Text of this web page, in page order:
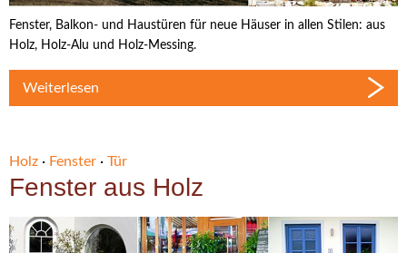
Fenster, Balkon- und Haustüren für neue Häuser in allen Stilen: aus
Holz, Holz-Alu und Holz-Messing.
Weiterlesen
Holz · Fenster · Tür
Fenster aus Holz